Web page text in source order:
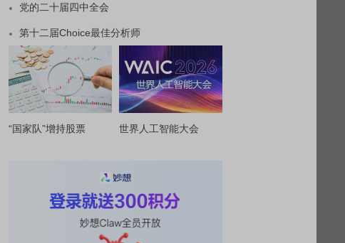
党的二十届四中全会
第十二届Choice最佳分析师
“国家队”增持股票 世界人工智能大会